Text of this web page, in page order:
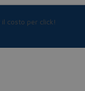
il costo per click!